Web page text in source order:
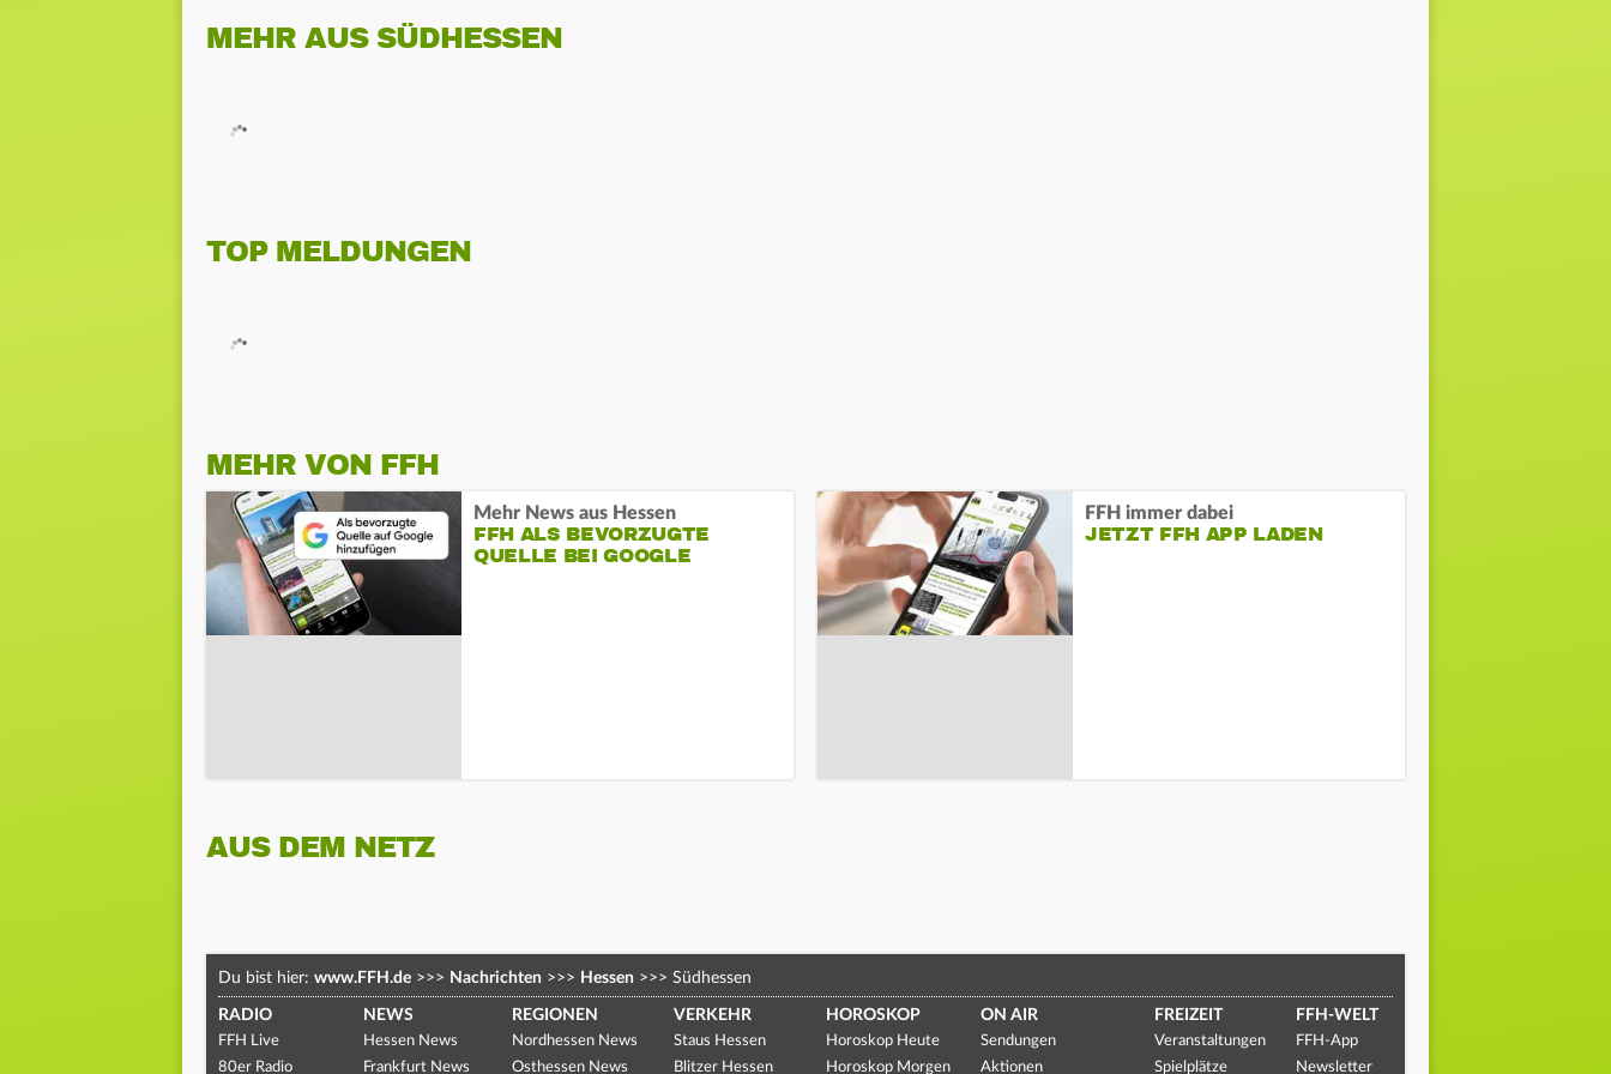
MEHR AUS SÜDHESSEN
TOP MELDUNGEN
MEHR VON FFH
Mehr News aus Hessen
FFH ALS BEVORZUGTE
QUELLE BEI GOOGLE
FFH immer dabei
JETZT FFH APP LADEN
AUS DEM NETZ
Du bist hier: www.FFH.de >>> Nachrichten >>> Hessen >>> Südhessen
RADIO
FFH Live
80er Radio
NEWS
Hessen News
Frankfurt News
REGIONEN
Nordhessen News
Osthessen News
VERKEHR
Staus Hessen
Blitzer Hessen
HOROSKOP
Horoskop Heute
Horoskop Morgen
ON AIR
Sendungen
Aktionen
FREIZEIT
Veranstaltungen
Spielplätze
FFH-WELT
FFH-App
Newsletter